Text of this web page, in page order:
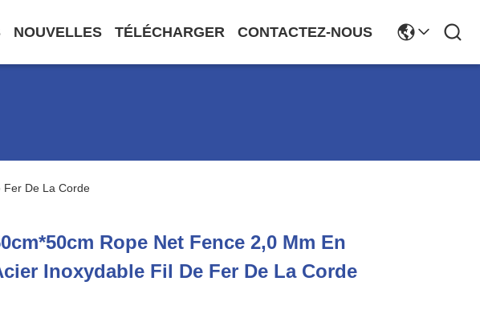
NOUVELLES TÉLÉCHARGER CONTACTEZ-NOUS
Fer De La Corde
Rope Net Fence 2,0 Mm En
Inoxydable Fil De Fer De La Corde